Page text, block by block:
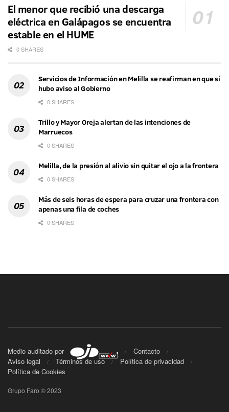
El menor que recibió una descarga
eléctrica en Galápagos se encuentra
estable en el HUME
0 SHARES
Servicios de Información en Melilla se reafirman en que sí
hubo aviso al Gobierno
0 SHARES
Trillo y Mayor Oreja alertan de las intenciones de
Marruecos
0 SHARES
Melilla, de la presión al alivio sin quitar el ojo a la frontera
0 SHARES
Más de seis horas de espera para cruzar una frontera con
apenas una fila de coches
0 SHARES
Medio auditado por
Contacto
Aviso legal
Términos de uso
Política de privacidad
Política de Cookies
Grupo Faro © 2023